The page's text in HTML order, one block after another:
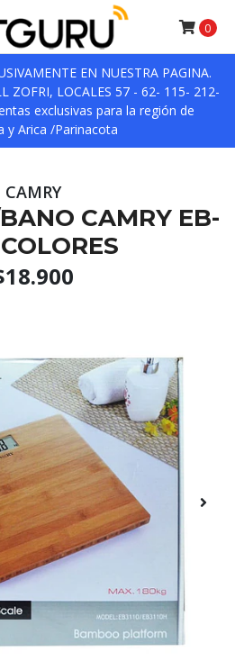
EN NUESTRA PAGINA.
ZOFRI, LOCALES 57 - 62- 115- 212-
exclusivas para la región de
y Arica /Parinacota
0
CAMRY
CAMRY EB-